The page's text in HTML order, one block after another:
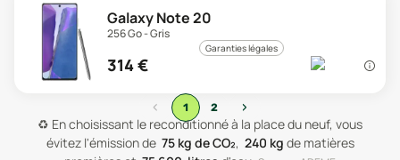
Galaxy Note 20
256 Go - Gris
Garanties légales
314€
‹ 1 2
›
♻️ En choisissant le reconditionné à la place du neuf, vous
évitez l'émission de 75 kg de CO₂, 240 kg de matières